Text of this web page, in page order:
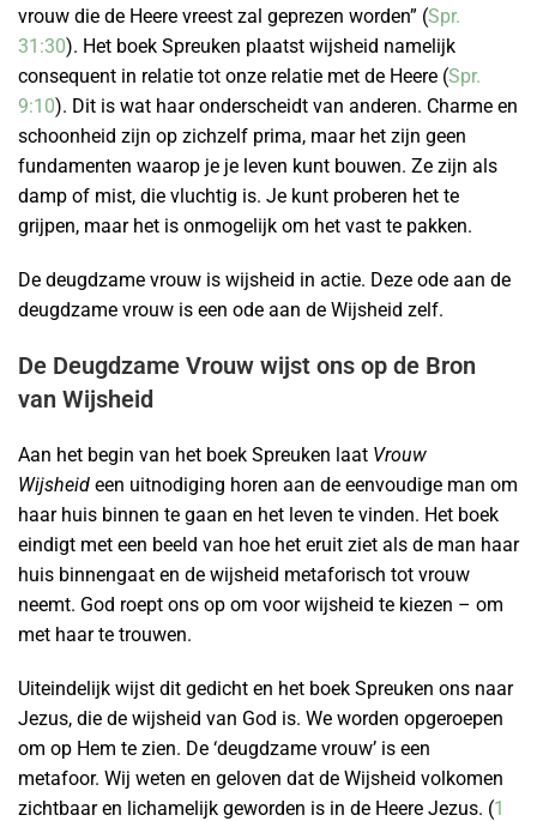
vrouw die de Heere vreest zal geprezen worden” (Spr.
31:30). Het boek Spreuken plaatst wijsheid namelijk
consequent in relatie tot onze relatie met de Heere (Spr.
9:10). Dit is wat haar onderscheidt van anderen. Charme en
schoonheid zijn op zichzelf prima, maar het zijn geen
fundamenten waarop je je leven kunt bouwen. Ze zijn als
damp of mist, die vluchtig is. Je kunt proberen het te
grijpen, maar het is onmogelijk om het vast te pakken.
De deugdzame vrouw is wijsheid in actie. Deze ode aan de
deugdzame vrouw is een ode aan de Wijsheid zelf.
De Deugdzame Vrouw wijst ons op de Bron
van Wijsheid
Aan het begin van het boek Spreuken laat Vrouw
Wijsheid een uitnodiging horen aan de eenvoudige man om
haar huis binnen te gaan en het leven te vinden. Het boek
eindigt met een beeld van hoe het eruit ziet als de man haar
huis binnengaat en de wijsheid metaforisch tot vrouw
neemt. God roept ons op om voor wijsheid te kiezen – om
met haar te trouwen.
Uiteindelijk wijst dit gedicht en het boek Spreuken ons naar
Jezus, die de wijsheid van God is. We worden opgeroepen
om op Hem te zien. De ‘deugdzame vrouw’ is een
metafoor. Wij weten en geloven dat de Wijsheid volkomen
zichtbaar en lichamelijk geworden is in de Heere Jezus. (1